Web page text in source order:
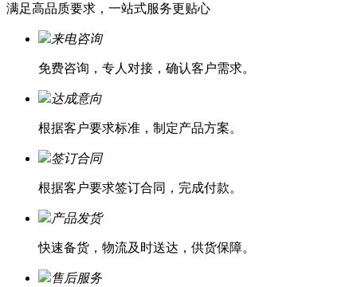
满足高品质要求，一站式服务更贴心
来电咨询
免费咨询，专人对接，确认客户需求。
达成意向
根据客户要求标准，制定产品方案。
签订合同
根据客户要求签订合同，完成付款。
产品发货
快速备货，物流及时送达，供货保障。
售后服务